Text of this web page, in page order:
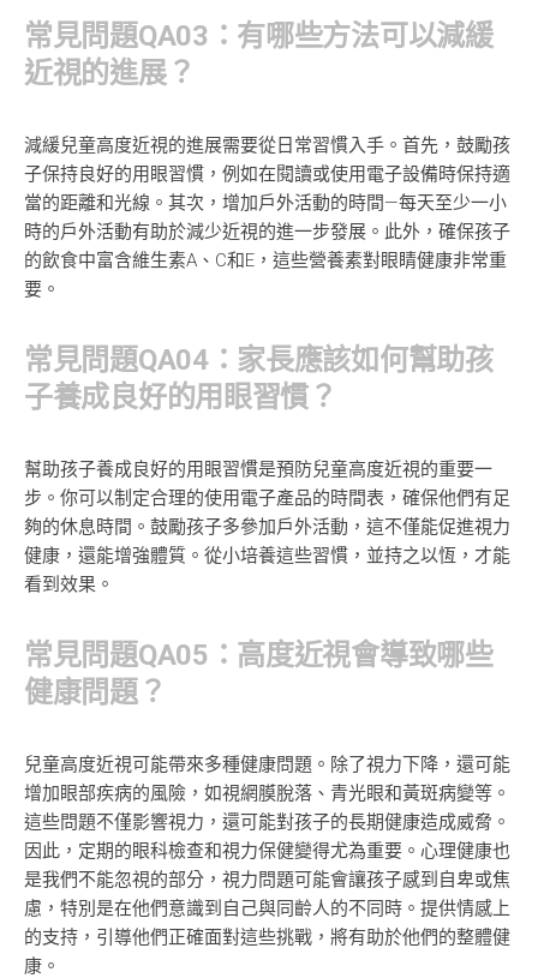
常見問題QA03：有哪些方法可以減緩
近視的進展？
減緩兒童高度近視的進展需要從日常習慣入手。首先，鼓勵孩
子保持良好的用眼習慣，例如在閱讀或使用電子設備時保持適
當的距離和光線。其次，增加戶外活動的時間—每天至少一小
時的戶外活動有助於減少近視的進一步發展。此外，確保孩子
的飲食中富含維生素A、C和E，這些營養素對眼睛健康非常重
要。
常見問題QA04：家長應該如何幫助孩
子養成良好的用眼習慣？
幫助孩子養成良好的用眼習慣是預防兒童高度近視的重要一
步。你可以制定合理的使用電子產品的時間表，確保他們有足
夠的休息時間。鼓勵孩子多參加戶外活動，這不僅能促進視力
健康，還能增強體質。從小培養這些習慣，並持之以恆，才能
看到效果。
常見問題QA05：高度近視會導致哪些
健康問題？
兒童高度近視可能帶來多種健康問題。除了視力下降，還可能
增加眼部疾病的風險，如視網膜脫落、青光眼和黃斑病變等。
這些問題不僅影響視力，還可能對孩子的長期健康造成威脅。
因此，定期的眼科檢查和視力保健變得尤為重要。心理健康也
是我們不能忽視的部分，視力問題可能會讓孩子感到自卑或焦
慮，特別是在他們意識到自己與同齡人的不同時。提供情感上
的支持，引導他們正確面對這些挑戰，將有助於他們的整體健
康。